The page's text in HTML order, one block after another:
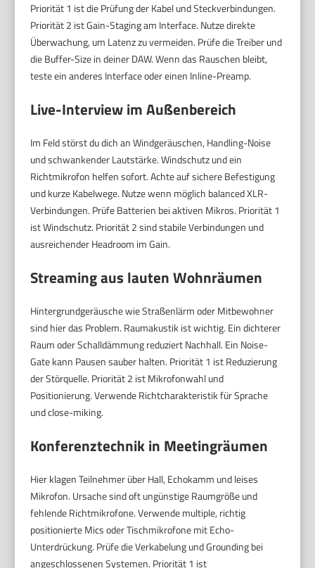
Priorität 1 ist die Prüfung der Kabel und Steckverbindungen.
Priorität 2 ist Gain-Staging am Interface. Nutze direkte
Überwachung, um Latenz zu vermeiden. Prüfe die Treiber und
die Buffer-Size in deiner DAW. Wenn das Rauschen bleibt,
teste ein anderes Interface oder einen Inline-Preamp.
Live-Interview im Außenbereich
Im Feld störst du dich an Windgeräuschen, Handling-Noise
und schwankender Lautstärke. Windschutz und ein
Richtmikrofon helfen sofort. Achte auf sichere Befestigung
und kurze Kabelwege. Nutze wenn möglich balanced XLR-
Verbindungen. Prüfe Batterien bei aktiven Mikros. Priorität 1
ist Windschutz. Priorität 2 sind stabile Verbindungen und
ausreichender Headroom im Gain.
Streaming aus lauten Wohnräumen
Hintergrundgeräusche wie Straßenlärm oder Mitbewohner
sind hier das Problem. Raumakustik ist wichtig. Ein dichterer
Raum oder Schalldämmung reduziert Nachhall. Ein Noise-
Gate kann Pausen sauber halten. Priorität 1 ist Reduzierung
der Störquelle. Priorität 2 ist Mikrofonwahl und
Positionierung. Verwende Richtcharakteristik für Sprache
und close-miking.
Konferenztechnik in Meetingräumen
Hier klagen Teilnehmer über Hall, Echokamm und leises
Mikrofon. Ursache sind oft ungünstige Raumgröße und
fehlende Richtmikrofone. Verwende multiple, richtig
positionierte Mics oder Tischmikrofone mit Echo-
Unterdrückung. Prüfe die Verkabelung und Grounding bei
angeschlossenen Systemen. Priorität 1 ist